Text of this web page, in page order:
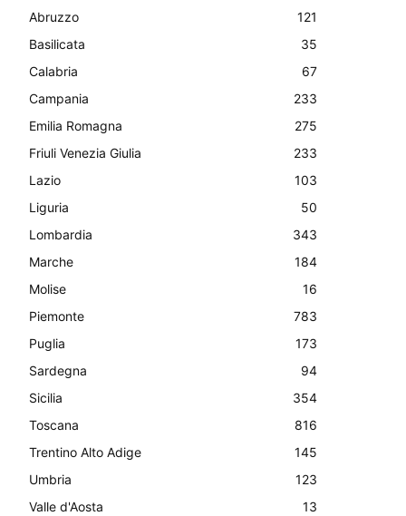
Abruzzo
121
Basilicata
35
Calabria
67
Campania
233
Emilia Romagna
275
Friuli Venezia Giulia
233
Lazio
103
Liguria
50
Lombardia
343
Marche
184
Molise
16
Piemonte
783
Puglia
173
Sardegna
94
Sicilia
354
Toscana
816
Trentino Alto Adige
145
Umbria
123
Valle d'Aosta
13